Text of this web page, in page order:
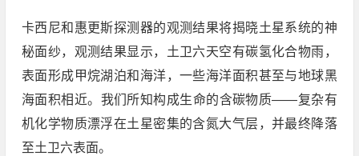
卡西尼和惠更斯探测器的观测结果将揭晓土星系统的神
秘面纱，观测结果显示，土卫六天空有碳氢化合物雨，
表面形成甲烷湖泊和海洋，一些海洋面积甚至与地球黑
海面积相近。我们所知构成生命的含碳物质——复杂有
机化学物质漂浮在土星密集的含氮大气层，并最终降落
至土卫六表面。